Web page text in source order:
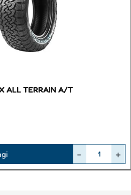
ALL TERRAIN A/T